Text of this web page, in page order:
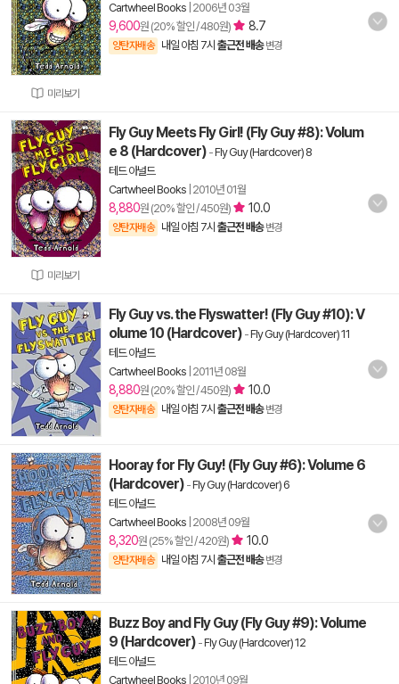
미리보기
Cartwheel Books 2006년 03월
9,600원 (20% 할인 / 480원) 8.7
양탄자배송 내일 아침 7시 출근전 배송 변경
미리보기
Fly Guy Meets Fly Girl! (Fly Guy #8): Volum
e 8 (Hardcover) -Fly Guy (Hardcover) 8
테드 아널드
Cartwheel Books 2010년 01월
8,880원 (20% 할인 / 450원) 10.0
양탄자배송 내일 아침 7시 출근전 배송 변경
Fly Guy vs. the Flyswatter! (Fly Guy #10): V
olume 10 (Hardcover) -Fly Guy (Hardcover) 11
테드 아널드
Cartwheel Books 2011년 08월
8,880원 (20% 할인 / 450원) 10.0
양탄자배송 내일 아침 7시 출근전 배송 변경
Hooray for Fly Guy! (Fly Guy #6): Volume 6
(Hardcover) -Fly Guy (Hardcover) 6
테드 아널드
Cartwheel Books 2008년 09월
8,320원 (25% 할인 / 420원) 10.0
양탄자배송 내일 아침 7시 출근전 배송 변경
Buzz Boy and Fly Guy (Fly Guy #9): Volume
9 (Hardcover) -Fly Guy (Hardcover) 12
테드 아널드
Cartwheel Books 2010년 09월